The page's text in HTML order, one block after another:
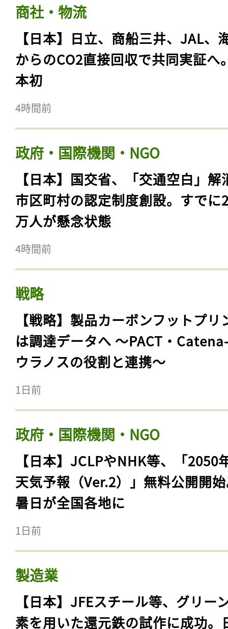
商社・物流
【日本】日立、商船三井、JAL、
からのCO2直接回収で共同実証へ
本初
4時間前
政府・国際機関・NGO
【日本】国交省、「交通空白」解
市区町村の認定制度創設。すでに
万人が懸念状態
4時間前
戦略
【戦略】製品カーボンフットプリ
は調達データへ 〜PACT・
ウラノスの役割と連携〜
1日前
政府・国際機関・NGO
【日本】JCLPやNHK等、「2050
天気予報（Ver.2）」無料公開開
暑日が全国各地に
1日前
製造業
【日本】JFEスチール等、グリー
素を用いた還元鉄の試作に成功。